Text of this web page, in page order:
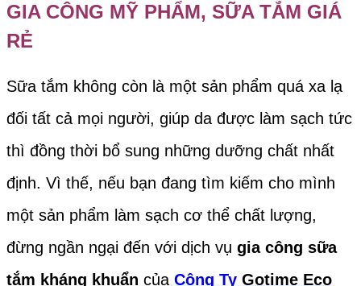
GIA CÔNG MỸ PHẨM, SỮA TẮM GIÁ
RẺ
Sữa tắm không còn là một sản phẩm quá xa lạ
đối tất cả mọi người, giúp da được làm sạch tức
thì đồng thời bổ sung những dưỡng chất nhất
định. Vì thế, nếu bạn đang tìm kiếm cho mình
một sản phẩm làm sạch cơ thể chất lượng,
đừng ngần ngại đến với dịch vụ gia công sữa
tắm kháng khuẩn của Công Ty Gotime Eco